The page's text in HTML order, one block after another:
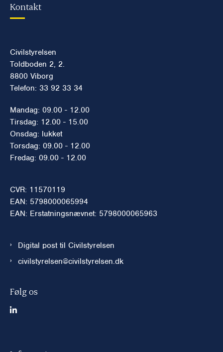
Kontakt
Civilstyrelsen
Toldboden 2, 2.
8800 Viborg
Telefon: 33 92 33 34
Mandag: 09.00 - 12.00
Tirsdag: 12.00 - 15.00
Onsdag: lukket
Torsdag: 09.00 - 12.00
Fredag: 09.00 - 12.00
CVR: 11570119
EAN: 5798000065994
EAN: Erstatningsnævnet: 5798000065963
Digital post til Civilstyrelsen
civilstyrelsen@civilstyrelsen.dk
Følg os